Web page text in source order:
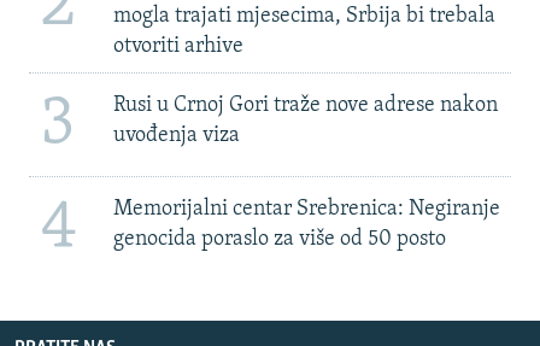
mogla trajati mjesecima, Srbija bi trebala
otvoriti arhive
3
Rusi u Crnoj Gori traže nove adrese nakon
uvođenja viza
4
Memorijalni centar Srebrenica: Negiranje
genocida poraslo za više od 50 posto